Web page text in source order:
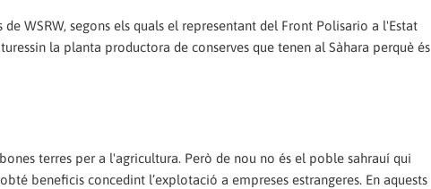
WSRW, segons els quals el representant del Front Polisario a l'Estat
la planta productora de conserves que tenen al Sàhara perquè és
terres per a l'agricultura. Però de nou no és el poble sahrauí qui
beneficis concedint l’explotació a empreses estrangeres. En aquests